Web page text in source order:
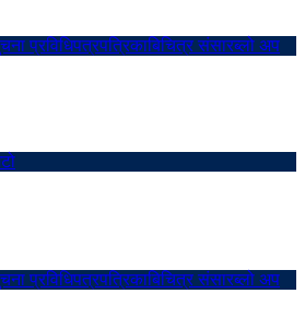
प्रविधिपत्रपत्रिकाबिचित्र संसारब्लो अप
प्रविधिपत्रपत्रिकाबिचित्र संसारब्लो अप